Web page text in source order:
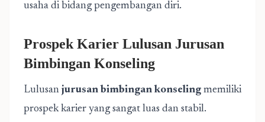
usaha di bidang pengembangan diri.
Prospek Karier Lulusan Jurusan
Bimbingan Konseling
Lulusan jurusan bimbingan konseling memiliki
prospek karier yang sangat luas dan stabil.